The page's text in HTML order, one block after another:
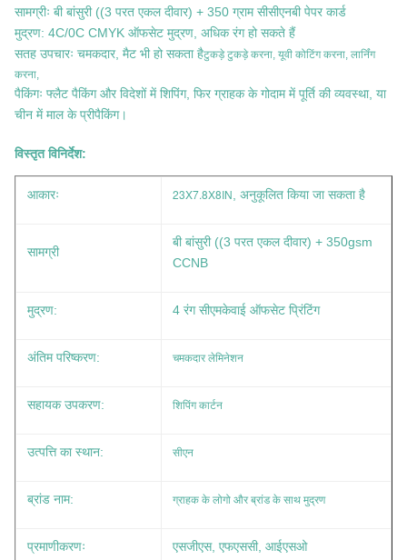
सामग्रीः बी बांसुरी ((3 परत एकल दीवार) + 350 ग्राम सीसीएनबी पेपर कार्ड
मुद्रण: 4C/0C CMYK ऑफसेट मुद्रण, अधिक रंग हो सकते हैं
सतह उपचारः चमकदार, मैट भी हो सकता हैटुकड़े टुकड़े करना, यूवी कोटिंग करना, लार्निंग
करना,
पैकिंगः फ्लैट पैकिंग और विदेशों में शिपिंग, फिर ग्राहक के गोदाम में पूर्ति की व्यवस्था, या
चीन में माल के प्रीपैकिंग।
विस्तृत विनिर्देश:
आकारः 23X7.8X8IN , अनुकूलित किया जा सकता है
सामग्री
बी बांसुरी ((3 परत एकल दीवार) + 350gsm
CCNB
मुद्रण: 4 रंग सीएमकेवाई ऑफसेट प्रिंटिंग
अंतिम परिष्करण: चमकदार लेमिनेशन
सहायक उपकरण: शिपिंग कार्टन
उत्पत्ति का स्थान: सीएन
ब्रांड नाम: ग्राहक के लोगो और ब्रांड के साथ मुद्रण
प्रमाणीकरणः एसजीएस, एफएससी, आईएसओ